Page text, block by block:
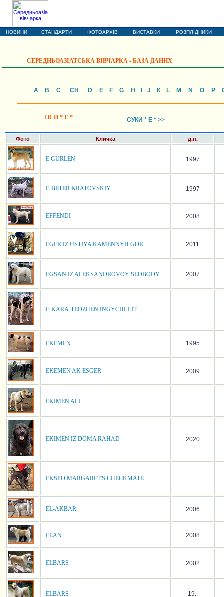
НОВИНИ СТАНДАРТИ ФОТОАРХІВ ВИСТАВКИ РОЗПЛІДНИКИ
СЕРЕДНЬОАЗІАТСЬКА ВІВЧАРКА - БАЗА ДАНИХ
А B C CH D E F G H J К L М N О P
ПСИ * E * СУКИ * E * >>
Фото Кличка д.н.
E GURLEN 1997
E-BETER KRATOVSKIY 1997
EFFENDI 2008
EGER IZ USTIYA KAMENNYH GOR 2011
EGSAN IZ ALEKSANDROVOY SLOBODY 2007
E-KARA-TEDZHEN INGYCHLI-IT
EKEMEN 1995
EKEMEN AK ESGER 2009
EKIMEN ALI
EKIMEN IZ DOMA RAHAD 2020
EKSPO MARGARET'S CHECKMATE
EL-AKBAR 2006
ELAN 2008
ELBARS 2002
ELBARS 19..